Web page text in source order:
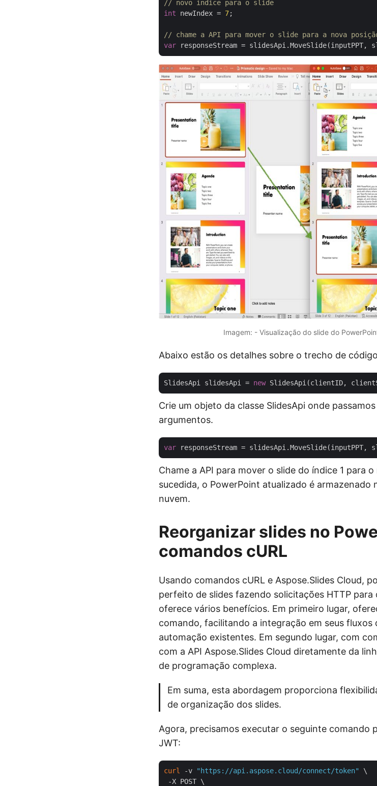
// novo índice para o slide
int newIndex = 7;
// chame a API para mover o slide para a nova
var
Imagem: - Visualização do slide do
Abaixo estão os detalhes sobre o trecho de
SlidesApi slidesApi = new
Crie um objeto da classe SlidesApi onde
argumentos.
var
Chame a API para mover o slide do índice 1 para
sucedida, o PowerPoint atualizado é armazenado
nuvem.
Reorganizar slides no
comandos cURL
Usando comandos cURL e Aspose.Slides Cloud,
perfeito de slides fazendo solicitações HTTP para
oferece vários benefícios. Em primeiro lugar,
comando, facilitando a integração em seus
automação existentes. Em segundo lugar, com
com a API Aspose.Slides Cloud diretamente da
de programação complexa.
Em suma, esta abordagem proporciona
de organização dos slides.
Agora, precisamos executar o seguinte comando
JWT:
curl -v "https://api.aspose.cloud/connect/token"
\
-X POST \